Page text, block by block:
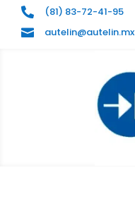
 (81) 83-72-41-95
 autelin@autelin.mx